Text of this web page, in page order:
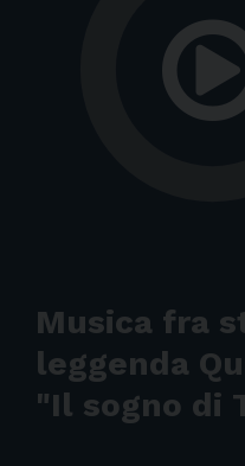
Musica fra
leggenda
"Il sogno di